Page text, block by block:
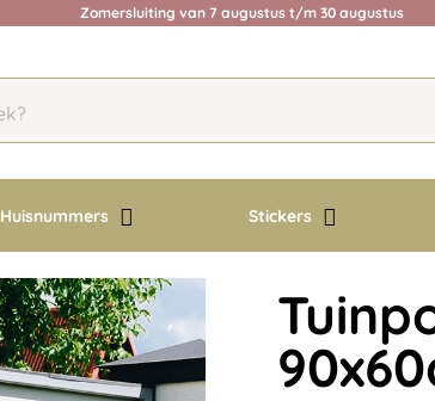
Zomersluiting van 7 augustus t/m 30 augustus
Huisnummers Stickers